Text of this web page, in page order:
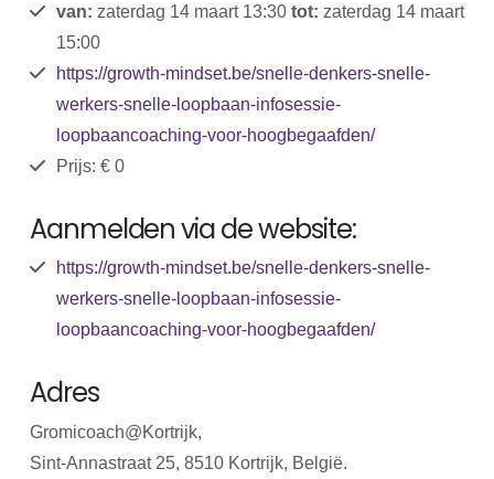
van: zaterdag 14 maart 13:30 tot: zaterdag 14 maart
15:00
https://growth-mindset.be/snelle-denkers-snelle-
werkers-snelle-loopbaan-infosessie-
loopbaancoaching-voor-hoogbegaafden/
Prijs: € 0
Aanmelden via de website:
https://growth-mindset.be/snelle-denkers-snelle-
werkers-snelle-loopbaan-infosessie-
loopbaancoaching-voor-hoogbegaafden/
Adres
Gromicoach@Kortrijk,
Sint-Annastraat 25, 8510 Kortrijk, België.